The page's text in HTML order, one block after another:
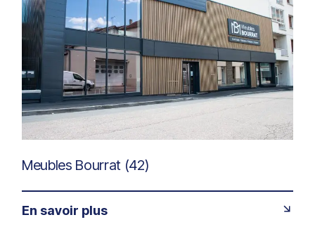
Meubles Bourrat (42)
En savoir plus